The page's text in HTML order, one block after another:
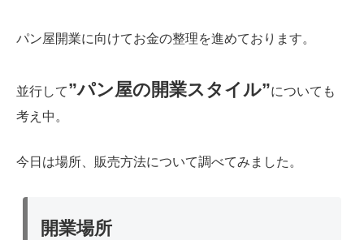
パン屋開業に向けてお金の整理を進めております。
並行して”パン屋の開業スタイル”についても
考え中。
今日は場所、販売方法について調べてみました。
開業場所